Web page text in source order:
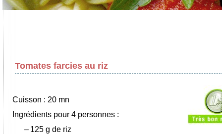
Tomates farcies au riz
Cuisson : 20 mn
Ingrédients pour 4 personnes :
– 125 g de riz